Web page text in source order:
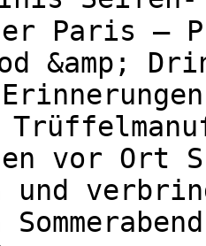
Paris –
&amp;
vor Ort
und